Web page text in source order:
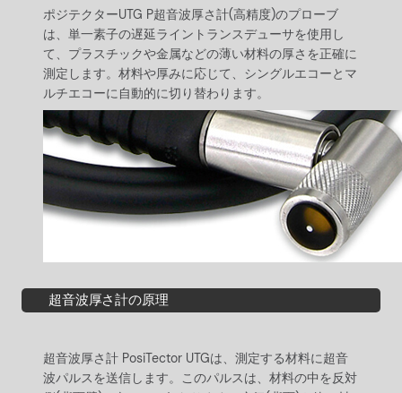
ポジテクターUTG P超音波厚さ計(高精度)のプローブ
は、単一素子の遅延ライントランスデューサを使用し
て、プラスチックや金属などの薄い材料の厚さを正確に
測定します。材料や厚みに応じて、シングルエコーとマ
ルチエコーに自動的に切り替わります。
超音波厚さ計の原理
超音波厚さ計 PosiTector UTGは、測定する材料に超音
波パルスを送信します。このパルスは、材料の中を反対